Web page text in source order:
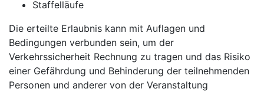
Staffelläufe
Die erteilte Erlaubnis kann mit Auflagen und
Bedingungen verbunden sein, um der
Verkehrssicherheit Rechnung zu tragen und das Risiko
einer Gefährdung und Behinderung der teilnehmenden
Personen und anderer von der Veranstaltung